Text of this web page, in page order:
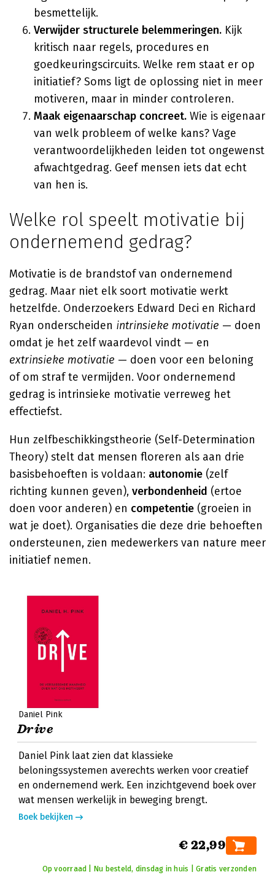
besmettelijk.
Verwijder structurele belemmeringen. Kijk
kritisch naar regels, procedures en
goedkeuringscircuits. Welke rem staat er op
initiatief? Soms ligt de oplossing niet in meer
motiveren, maar in minder controleren.
Maak eigenaarschap concreet. Wie is eigenaar
van welk probleem of welke kans? Vage
verantwoordelijkheden leiden tot ongewenst
afwachtgedrag. Geef mensen iets dat echt
van hen is.
Welke rol speelt motivatie bij
ondernemend gedrag?
Motivatie is de brandstof van ondernemend
gedrag. Maar niet elk soort motivatie werkt
hetzelfde. Onderzoekers Edward Deci en Richard
Ryan onderscheiden intrinsieke motivatie — doen
omdat je het zelf waardevol vindt — en
extrinsieke motivatie — doen voor een beloning
of om straf te vermijden. Voor ondernemend
gedrag is intrinsieke motivatie verreweg het
effectiefst.
Hun zelfbeschikkingstheorie (Self-Determination
Theory) stelt dat mensen floreren als aan drie
basisbehoeften is voldaan: autonomie (zelf
richting kunnen geven), verbondenheid (ertoe
doen voor anderen) en competentie (groeien in
wat je doet). Organisaties die deze drie behoeften
ondersteunen, zien medewerkers van nature meer
initiatief nemen.
Daniel Pink
Drive
Daniel Pink laat zien dat klassieke
beloningssystemen averechts werken voor creatief
en ondernemend werk. Een inzichtgevend boek over
wat mensen werkelijk in beweging brengt.
Boek bekijken
€ 22,99
Op voorraad | Nu besteld, dinsdag in huis | Gratis verzonden